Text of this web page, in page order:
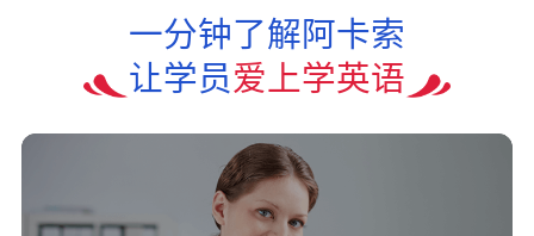
一分钟了解阿卡索
让学员爱上学英语